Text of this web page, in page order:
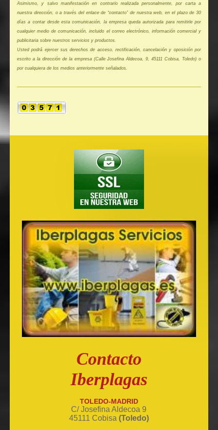
Asimismo, y salvo manifestación en contrario realizada personalmente, por carta a
nuestra dirección, o a través del enlace de “contacto” de nuestra web, en el plazo de 30
días a contar desde esta comunicación, la empresa queda autorizada para remitirle por
cualquier medio de comunicación, incluido el correo electrónico, información comercial y
publicitaria sobre nuestros servicios y productos.
Usted podrá ejercer sus derechos de acceso, rectificación, cancelación y oposición por
escrito a la dirección de la empresa (Calle Josefina Aldecoa, 9, 45111 Cobisa, Toledo) o
por cualquiera de los medios anteriormente señalados.
Contacto
Iberplagas
TOLEDO-MADRID
C/ Josefina Aldecoa 9
45111 Cobisa (Toledo)